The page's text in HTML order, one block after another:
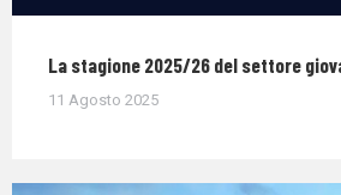
La stagione 2025/26 del settore
11 Agosto 2025